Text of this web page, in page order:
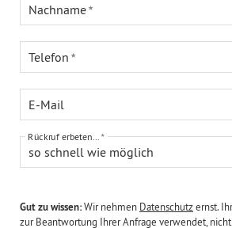
Nachname
Telefon
E-Mail
so schnell wie möglich
Rückruf erbeten...
Gut zu wissen:Wir nehmen Datenschutzernst.
zur Beantwortung Ihrer Anfrage verwendet,